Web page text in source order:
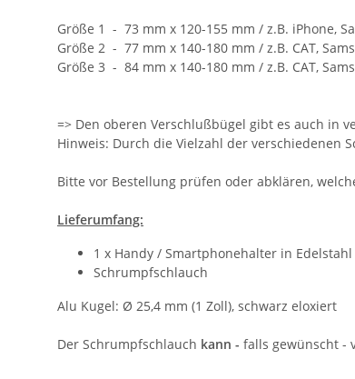
Größe 1 - 73 mm x 120-155 mm / z.B. iPhone,
Größe 2 - 77 mm x 140-180 mm / z.B. CAT,
Größe 3 - 84 mm x 140-180 mm / z.B. CAT,
=> Den oberen Verschlußbügel gibt es auch in
Hinweis: Durch die Vielzahl der verschiedenen
Bitte vor Bestellung prüfen oder abklären,
Lieferumfang:
1 x Handy / Smartphonehalter in
Schrumpfschlauch
Alu Kugel: Ø 25,4 mm (1 Zoll), schwarz eloxiert
Der Schrumpfschlauch kann - falls gewünscht -